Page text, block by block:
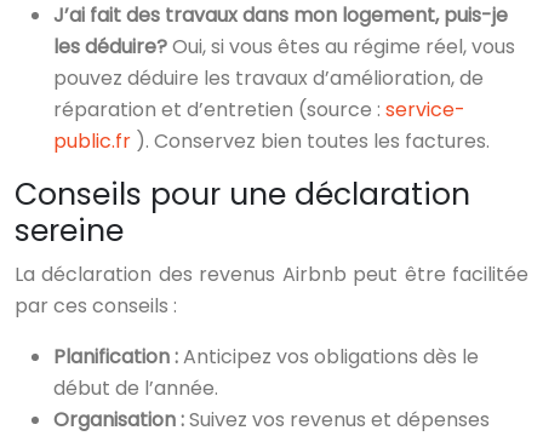
J’ai fait des travaux dans mon logement, puis-je
les déduire?Oui, si vous êtes au régime réel, vous
pouvez déduire les travaux d’amélioration, de
réparation et d’entretien (source : service-
public.fr ). Conservez bien toutes les factures.
Conseils pour une déclaration
sereine
La déclaration des revenus Airbnb peut être facilitée
par ces conseils :
Planification :Anticipez vos obligations dès le
début de l’année.
Organisation :Suivez vos revenus et dépenses